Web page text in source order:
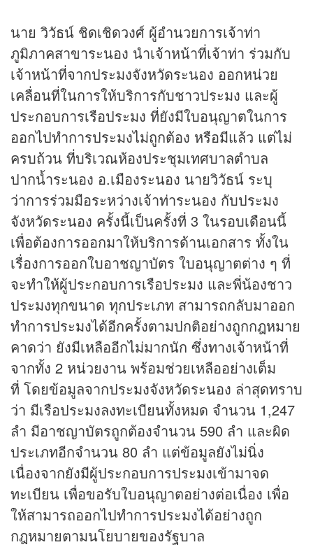
นาย วิวัธน์ ชิดเชิดวงศ์ ผู้อำนวยการเจ้าท่า
ภูมิภาคสาขาระนอง นำเจ้าหน้าที่เจ้าท่า ร่วมกับ
เจ้าหน้าที่จากประมงจังหวัดระนอง ออกหน่วย
เคลื่อนที่ในการให้บริการกับชาวประมง และผู้
ประกอบการเรือประมง ที่ยังมีใบอนุญาตในการ
ออกไปทำการประมงไม่ถูกต้อง หรือมีแล้ว แต่ไม่
ครบถ้วน ที่บริเวณห้องประชุมเทศบาลตำบล
ปากน้ำระนอง อ.เมืองระนอง นายวิวัธน์ ระบุ
ว่าการร่วมมือระหว่างเจ้าท่าระนอง กับประมง
จังหวัดระนอง ครั้งนี้เป็นครั้งที่ 3 ในรอบเดือนนี้
เพื่อต้องการออกมาให้บริการด้านเอกสาร ทั้งใน
เรื่องการออกใบอาชญาบัตร ใบอนุญาตต่าง ๆ ที่
จะทำให้ผู้ประกอบการเรือประมง และพี่น้องชาว
ประมงทุกขนาด ทุกประเภท สามารถกลับมาออก
ทำการประมงได้อีกครั้งตามปกติอย่างถูกกฎหมาย
คาดว่า ยังมีเหลืออีกไม่มากนัก ซึ่งทางเจ้าหน้าที่
จากทั้ง 2 หน่วยงาน พร้อมช่วยเหลืออย่างเต็ม
ที่ โดยข้อมูลจากประมงจังหวัดระนอง ล่าสุดทราบ
ว่า มีเรือประมงลงทะเบียนทั้งหมด จำนวน 1,247
ลำ มีอาชญาบัตรถูกต้องจำนวน 590 ลำ และผิด
ประเภทอีกจำนวน 80 ลำ แต่ข้อมูลยังไม่นิ่ง
เนื่องจากยังมีผู้ประกอบการประมงเข้ามาจด
ทะเบียน เพื่อขอรับใบอนุญาตอย่างต่อเนื่อง เพื่อ
ให้สามารถออกไปทำการประมงได้อย่างถูก
กฎหมายตามนโยบายของรัฐบาล